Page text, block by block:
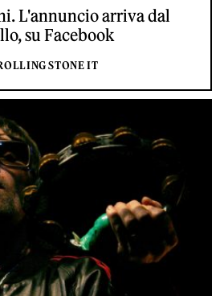
L'annuncio arriva dal
su Facebook
STONE IT